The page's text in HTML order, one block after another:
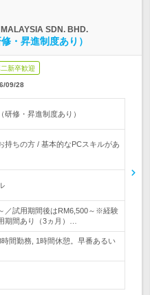
SDN. BHD.
・昇進制度あり）
新卒歓迎
09/28
研修・昇進制度あり）
持ちの方 / 基本的なPCスキルがあ
／試用期間後はRM6,500～※経験
期間あり（3ヵ月）…
間勤務, 1時間休憩。早番あるい